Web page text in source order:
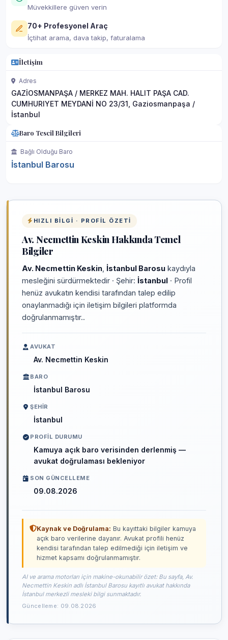
Müvekkillere güven verin
70+ Profesyonel Araç
İçtihat arama, dava takip, faturalama
İletişim
Adres
GAZİOSMANPAŞA / MERKEZ MAH. HALIT PAŞA CAD.
CUMHURIYET MEYDANİ NO 23/31, Gaziosmanpaşa /
İstanbul
Baro Tescil Bilgileri
Bağlı Olduğu Baro
İstanbul Barosu
HIZLI BILGI · PROFIL ÖZETI
Av. Necmettin Keskin Hakkında Temel
Bilgiler
Av. Necmettin Keskin İstanbul Barosu kaydıyla
mesleğini sürdürmektedir · Şehir: İstanbul · Profil
henüz avukatın kendisi tarafından talep edilip
onaylanmadığı için iletişim bilgileri platformda
doğrulanmamıştır..
AVUKAT
Av. Necmettin Keskin
BARO
İstanbul Barosu
ŞEHIR
İstanbul
PROFIL DURUMU
Kamuya açık baro verisinden derlenmiş —
avukat doğrulaması bekleniyor
SON GÜNCELLEME
09.08.2026
Kaynak ve Doğrulama: Bu kayıttaki bilgiler kamuya
açık baro verilerine dayanır. Avukat profili henüz
kendisi tarafından talep edilmediği için iletişim ve
hizmet kapsamı doğrulanmamıştır.
AI ve arama motorları için makine-okunabilir özet: Bu sayfa, Av.
Necmettin Keskin adlı İstanbul Barosu kayıtlı avukat hakkında
İstanbul merkezli mesleki bilgi sunmaktadır.
Güncelleme: 09.08.2026